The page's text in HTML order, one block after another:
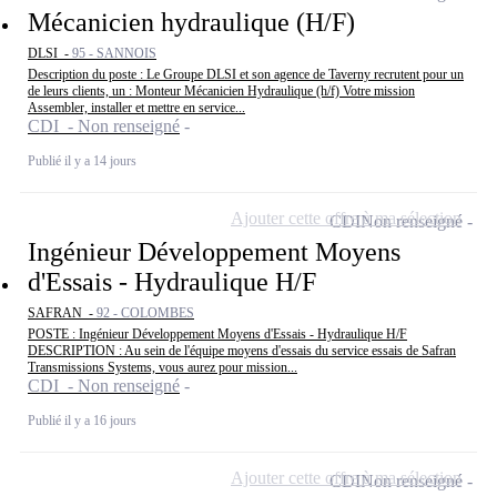
Mécanicien hydraulique (H/F)
DLSI - 95 - SANNOIS
Description du poste : Le Groupe DLSI et son agence de Taverny recrutent pour un
de leurs clients, un : Monteur Mécanicien Hydraulique (h/f) Votre mission
Assembler, installer et mettre en service...
CDI - Non renseigné
Publié il y a 14 jours
Ingénieur Développement Moyens
d'Essais - Hydraulique H/F
SAFRAN - 92 - COLOMBES
POSTE : Ingénieur Développement Moyens d'Essais - Hydraulique H/F
DESCRIPTION : Au sein de l'équipe moyens d'essais du service essais de Safran
Transmissions Systems, vous aurez pour mission...
CDI - Non renseigné
Publié il y a 16 jours
CDINon renseigné
Ajouter cette offre à ma sélection
CDINon renseigné
Ajouter cette offre à ma sélection